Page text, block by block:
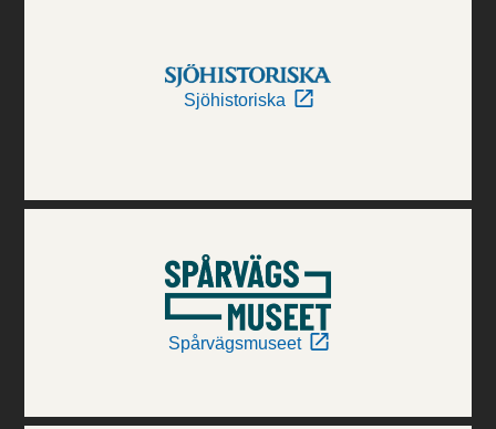
Sjöhistoriska
Spårvägsmuseet